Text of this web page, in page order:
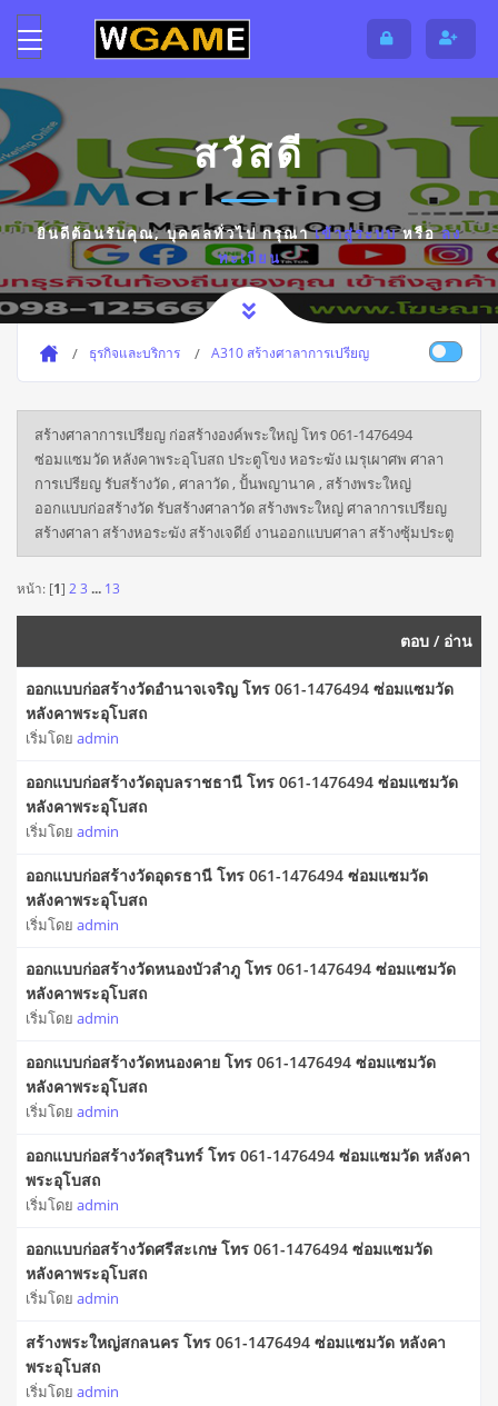
สวัสดี
ยินดีต้อนรับคุณ,บุคคลทั่วไปกรุณาเข้าสู่ระบบหรือลง
ทะเบียน
ธุรกิจและบริการ A310 สร้างศาลาการเปรียญ
สร้างศาลาการเปรียญ ก่อสร้างองค์พระใหญ่ โทร 061-1476494
ซ่อมแซมวัด หลังคาพระอุโบสถ ประตูโขง หอระฆัง เมรุเผาศพ ศาลา
การเปรียญ รับสร้างวัด , ศาลาวัด , ปั้นพญานาค , สร้างพระใหญ่
ออกแบบก่อสร้างวัด รับสร้างศาลาวัด สร้างพระใหญ่ ศาลาการเปรียญ
สร้างศาลา สร้างหอระฆัง สร้างเจดีย์ งานออกแบบศาลา สร้างซุ้มประตู
หน้า: [1] 2 3 ... 13
ตอบ / อ่าน
ออกแบบก่อสร้างวัดอำนาจเจริญ โทร 061-1476494 ซ่อมแซมวัด
หลังคาพระอุโบสถ
เริ่มโดย admin
ออกแบบก่อสร้างวัดอุบลราชธานี โทร 061-1476494 ซ่อมแซมวัด
หลังคาพระอุโบสถ
เริ่มโดย admin
ออกแบบก่อสร้างวัดอุดรธานี โทร 061-1476494 ซ่อมแซมวัด
หลังคาพระอุโบสถ
เริ่มโดย admin
ออกแบบก่อสร้างวัดหนองบัวลำภู โทร 061-1476494 ซ่อมแซมวัด
หลังคาพระอุโบสถ
เริ่มโดย admin
ออกแบบก่อสร้างวัดหนองคาย โทร 061-1476494 ซ่อมแซมวัด
หลังคาพระอุโบสถ
เริ่มโดย admin
ออกแบบก่อสร้างวัดสุรินทร์ โทร 061-1476494 ซ่อมแซมวัด หลังคา
พระอุโบสถ
เริ่มโดย admin
ออกแบบก่อสร้างวัดศรีสะเกษ โทร 061-1476494 ซ่อมแซมวัด
หลังคาพระอุโบสถ
เริ่มโดย admin
สร้างพระใหญ่สกลนคร โทร 061-1476494 ซ่อมแซมวัด หลังคา
พระอุโบสถ
เริ่มโดย admin